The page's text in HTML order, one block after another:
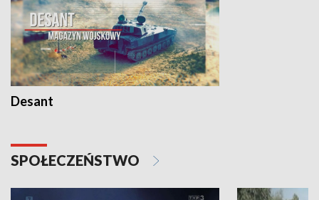
Desant
SPOŁECZEŃSTWO